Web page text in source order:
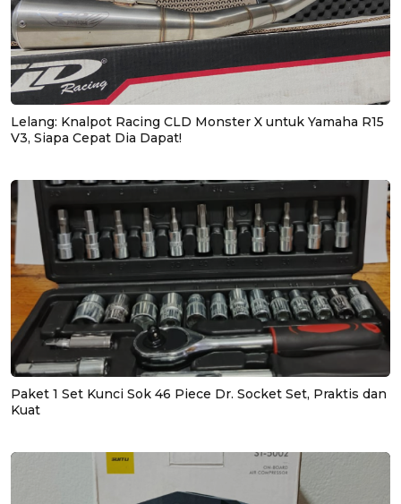
Lelang: Knalpot Racing CLD Monster X untuk Yamaha R15
V3, Siapa Cepat Dia Dapat!
Paket 1 Set Kunci Sok 46 Piece Dr. Socket Set, Praktis dan
Kuat